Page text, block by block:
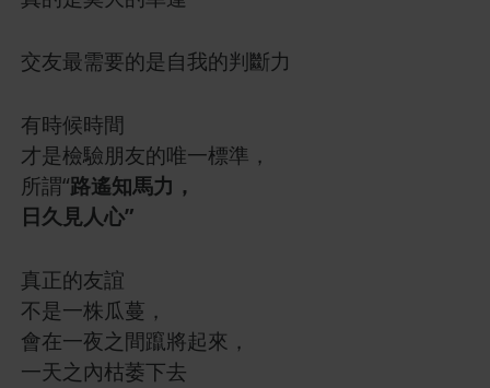
交友最需要的是自我的判斷力
有時候時間
才是檢驗朋友的唯一標準，
所謂“路遙知馬力，
日久見人心”
真正的友誼
不是一株瓜蔓，
會在一夜之間躥將起來，
一天之內枯萎下去